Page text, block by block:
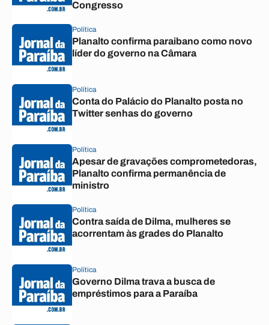
Congresso
Política
Planalto confirma paraibano como novo
líder do governo na Câmara
Política
Conta do Palácio do Planalto posta no
Twitter senhas do governo
Política
Apesar de gravações comprometedoras,
Planalto confirma permanência de
ministro
Política
Contra saída de Dilma, mulheres se
acorrentam às grades do Planalto
Política
Governo Dilma trava a busca de
empréstimos para a Paraíba